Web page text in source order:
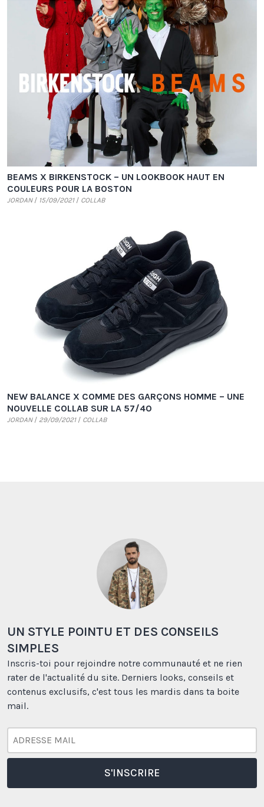
BEAMS X BIRKENSTOCK – UN LOOKBOOK HAUT EN
COULEURS POUR LA BOSTON
JORDAN 15/09/2021 COLLAB
NEW BALANCE X COMME DES GARÇONS HOMME – UNE
NOUVELLE COLLAB SUR LA 57/40
JORDAN 29/09/2021 COLLAB
UN STYLE POINTU ET DES CONSEILS
SIMPLES
Inscris-toi pour rejoindre notre communauté et ne rien
rater de l'actualité du site. Derniers looks, conseils et
contenus exclusifs, c'est tous les mardis dans ta boite
mail.